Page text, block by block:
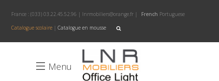
France : (033) 03.22.45.52.96 | lnrmobiliers@orange.fr | French Portuguese
Catalogue scolaire | Catalogue en mousse
Menu